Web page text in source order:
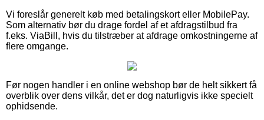
Vi foreslår generelt køb med betalingskort eller MobilePay.
Som alternativ bør du drage fordel af et afdragstilbud fra
f.eks. ViaBill, hvis du tilstræber at afdrage omkostningerne af
flere omgange.
Før nogen handler i en online webshop bør de helt sikkert få
overblik over dens vilkår, det er dog naturligvis ikke specielt
ophidsende.